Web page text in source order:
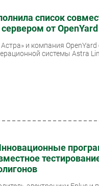
список
от OpenYard
Астра» и компания
системы Astra